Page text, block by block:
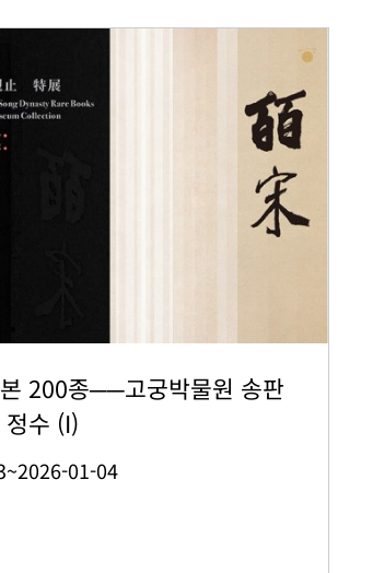
200종──고궁박물원 송판
수 (I)
01-04